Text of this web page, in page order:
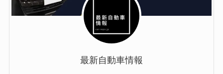
最新自動車情報